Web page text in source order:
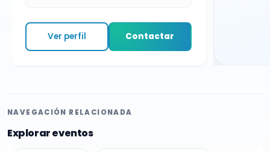
Ver perfil Contactar
NAVEGACIÓN RELACIONADA
Explorar eventos